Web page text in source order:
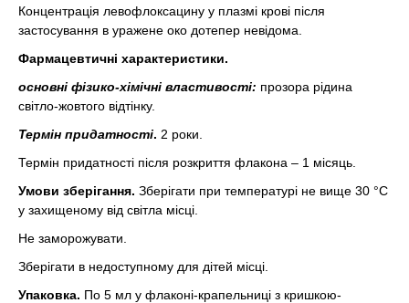
Концентрація левофлоксацину у плазмі крові після
застосування в уражене око дотепер невідома.
Фармацевтичні характеристики.
основні фізико-хімічні властивості: прозора рідина
світло-жовтого відтінку.
Термін придатності. 2 роки.
Термін придатності після розкриття флакона – 1 місяць.
Умови зберігання. Зберігати при температурі не вище 30 °С
у захищеному від світла місці.
Не заморожувати.
Зберігати в недоступному для дітей місці.
Упаковка. По 5 мл у флаконі-крапельниці з кришкою-